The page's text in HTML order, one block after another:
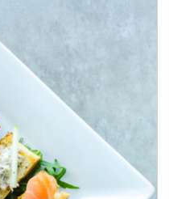
/ DÉTAILS